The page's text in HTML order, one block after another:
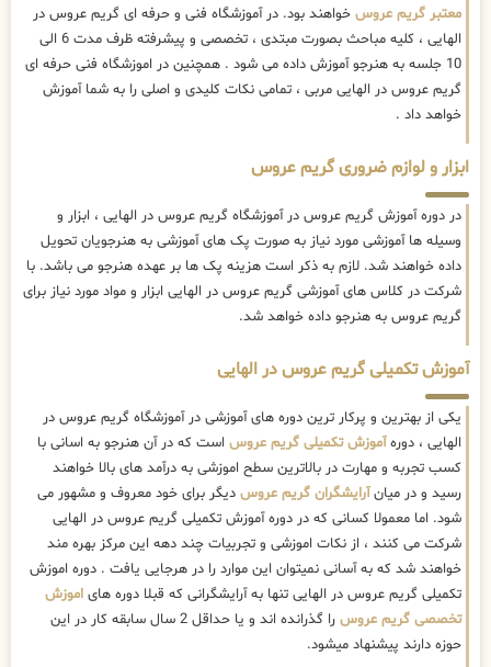
معتبر گریم عروس خواهند بود. در آموزشگاه فنی و حرفه ای گریم عروس در
الهایی ، کلیه مباحث بصورت مبتدی ، تخصصی و پیشرفته ظرف مدت 6 الی
10 جلسه به هنرجو آموزش داده می شود . همچنین در اموزشگاه فنی حرفه ای
گریم عروس در الهایی مربی ، تمامی نکات کلیدی و اصلی را به شما آموزش
خواهد داد .
ابزار و لوازم ضروری گریم عروس
در دوره آموزش گریم عروس در آموزشگاه گریم عروس در الهایی ، ابزار و
وسیله ها آموزشی مورد نیاز به صورت پک های آموزشی به هنرجویان تحویل
داده خواهند شد. لازم به ذکر است هزینه پک ها بر عهده هنرجو می باشد. با
شرکت در کلاس های آموزشی گریم عروس در الهایی ابزار و مواد مورد نیاز برای
گریم عروس به هنرجو داده خواهد شد.
آموزش تکمیلی گریم عروس در الهایی
یکی از بهترین و پرکار ترین دوره های آموزشی در آموزشگاه گریم عروس در
الهایی ، دورهآموزش تکمیلی گریم عروس است که در آن هنرجو به اسانی با
کسب تجربه و مهارت در بالاترین سطح اموزشی به درآمد های بالا خواهند
رسید و در میانآرایشگران گریم عروس دیگر برای خود معروف و مشهور می
شود. اما معمولا کسانی که در دوره آموزش تکمیلی گریم عروس در الهایی
شرکت می کنند ، از نکات اموزشی و تجربیات چند دهه این مرکز بهره مند
خواهند شد که به آسانی نمیتوان این موارد را در هرجایی یافت . دوره اموزش
تکمیلی گریم عروس در الهایی تنها به آرایشگرانی که قبلا دوره های اموزش
تخصصی گریم عروس
را گذرانده اند و یا حداقل 2 سال سابقه کار در این
حوزه دارند پیشنهاد میشود.